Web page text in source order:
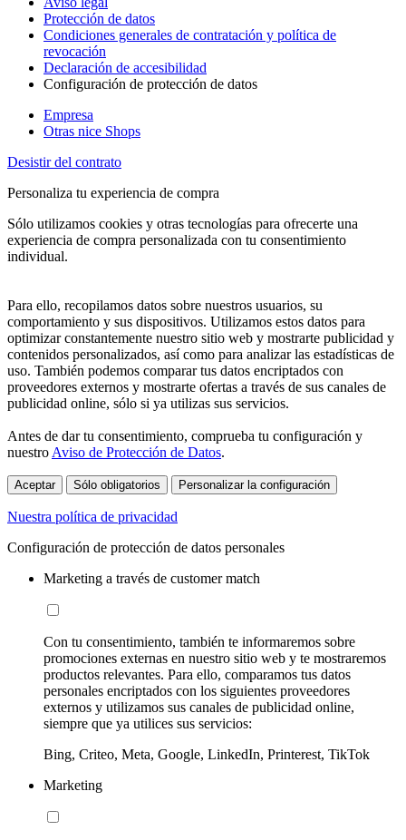
Protección de datos
Condiciones generales de contratación y política de
revocación
Declaración de accesibilidad
Configuración de protección de datos
Empresa
Otras nice Shops
Desistir del contrato
Personaliza tu experiencia de compra
Sólo utilizamos cookies y otras tecnologías para ofrecerte una
experiencia de compra personalizada con tu consentimiento
individual.
Para ello, recopilamos datos sobre nuestros usuarios, su
comportamiento y sus dispositivos. Utilizamos estos datos para
optimizar constantemente nuestro sitio web y mostrarte publicidad y
contenidos personalizados, así como para analizar las estadísticas de
uso. También podemos comparar tus datos encriptados con
proveedores externos y mostrarte ofertas a través de sus canales de
publicidad online, sólo si ya utilizas sus servicios.
Antes de dar tu consentimiento, comprueba tu configuración y
nuestro Aviso de Protección de Datos.
Aceptar Sólo obligatorios Personalizar la configuración
Nuestra política de privacidad
Configuración de protección de datos personales
Marketing a través de customer match
Con tu consentimiento, también te informaremos sobre
promociones externas en nuestro sitio web y te mostraremos
productos relevantes. Para ello, comparamos tus datos
personales encriptados con los siguientes proveedores
externos y utilizamos sus canales de publicidad online,
siempre que ya utilices sus servicios:
Bing, Criteo, Meta, Google, LinkedIn, Printerest, TikTok
Marketing